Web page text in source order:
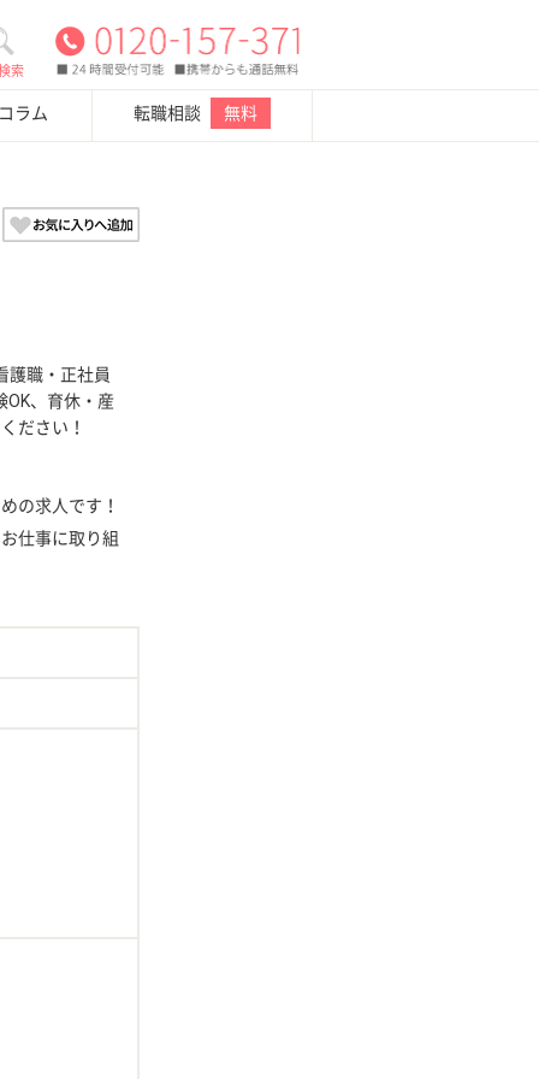
索
ラム 転職相談 無料
護職・正社員
OK、育休・産
ださい！
の求人です！
仕事に取り組